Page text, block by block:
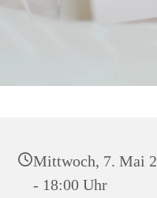
Mittwoch, 7. Mai
- 18:00 Uhr